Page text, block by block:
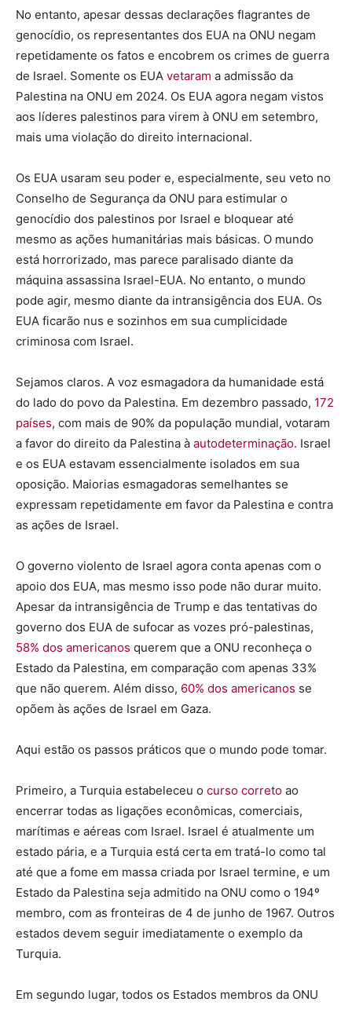
No entanto, apesar dessas declarações flagrantes de
genocídio, os representantes dos EUA na ONU negam
repetidamente os fatos e encobrem os crimes de guerra
de Israel. Somente os EUA vetaram a admissão da
Palestina na ONU em 2024. Os EUA agora negam vistos
aos líderes palestinos para virem à ONU em setembro,
mais uma violação do direito internacional.
Os EUA usaram seu poder e, especialmente, seu veto no
Conselho de Segurança da ONU para estimular o
genocídio dos palestinos por Israel e bloquear até
mesmo as ações humanitárias mais básicas. O mundo
está horrorizado, mas parece paralisado diante da
máquina assassina Israel-EUA. No entanto, o mundo
pode agir, mesmo diante da intransigência dos EUA. Os
EUA ficarão nus e sozinhos em sua cumplicidade
criminosa com Israel.
Sejamos claros. A voz esmagadora da humanidade está
do lado do povo da Palestina. Em dezembro passado, 172
países, com mais de 90% da população mundial, votaram
a favor do direito da Palestina à autodeterminação. Israel
e os EUA estavam essencialmente isolados em sua
oposição. Maiorias esmagadoras semelhantes se
expressam repetidamente em favor da Palestina e contra
as ações de Israel.
O governo violento de Israel agora conta apenas com o
apoio dos EUA, mas mesmo isso pode não durar muito.
Apesar da intransigência de Trump e das tentativas do
governo dos EUA de sufocar as vozes pró-palestinas,
58% dos americanos querem que a ONU reconheça o
Estado da Palestina, em comparação com apenas 33%
que não querem. Além disso, 60% dos americanos se
opõem às ações de Israel em Gaza.
Aqui estão os passos práticos que o mundo pode tomar.
Primeiro, a Turquia estabeleceu o curso correto ao
encerrar todas as ligações econômicas, comerciais,
marítimas e aéreas com Israel. Israel é atualmente um
estado pária, e a Turquia está certa em tratá-lo como tal
até que a fome em massa criada por Israel termine, e um
Estado da Palestina seja admitido na ONU como o 194º
membro, com as fronteiras de 4 de junho de 1967. Outros
estados devem seguir imediatamente o exemplo da
Turquia.
Em segundo lugar, todos os Estados membros da ONU